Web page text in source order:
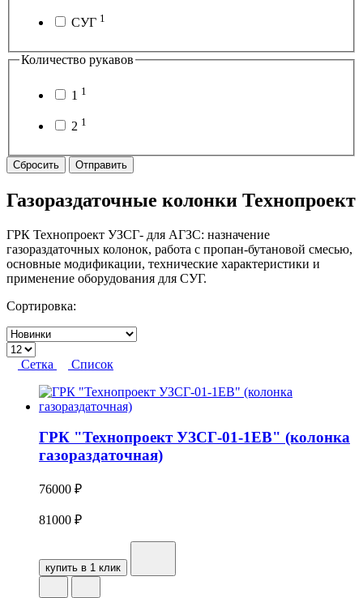
СУГ 1
Количество рукавов
1 1
2 1
Сбросить Отправить
Газораздаточные колонки Технопроект
ГРК Технопроект УЗСГ- для АГЗС: назначение
газораздаточных колонок, работа с пропан-бутановой смесью,
основные модификации, технические характеристики и
применение оборудования для СУГ.
Сортировка:
Сетка Список
ГРК "Технопроект УЗСГ-01-1ЕВ" (колонка
газораздаточная)
76000 ₽
81000 ₽
купить в 1 клик